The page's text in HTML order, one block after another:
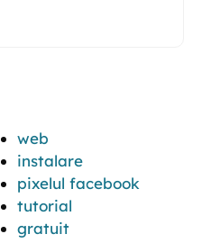
web
instalare
pixelul facebook
tutorial
gratuit